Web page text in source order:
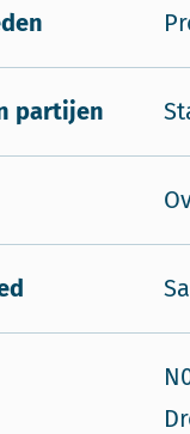
partijen